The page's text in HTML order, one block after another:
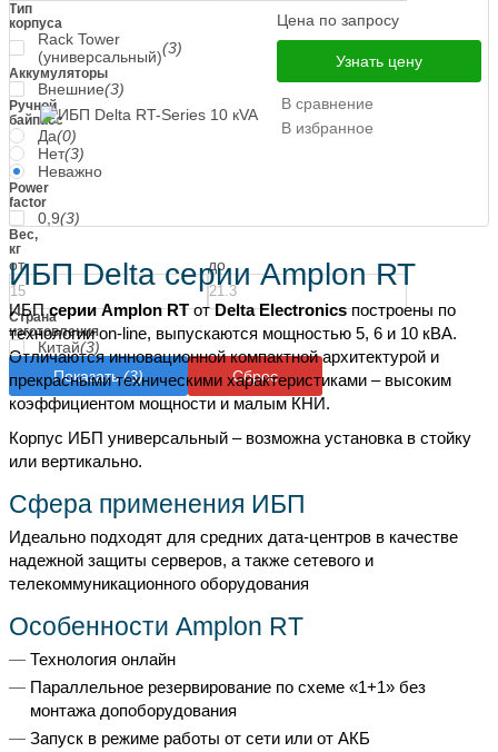
Тип
корпуса
Rack Tower
(универсальный)(3)
Аккумуляторы
Внешние(3)
Ручной
байпасс
Да(0)
Нет(3)
Неважно
Power
factor
0,9(3)
Вес,
кг
от до
Страна
изготовления
Китай(3)
Показать(3) Сброс
Цена по запросу
Узнать цену
В сравнение
В избранное
ИБП Delta серии Amplon RT
ИБПсерии Amplon RTотDelta Electronicsпостроены по
технологии оn-line, выпускаются мощностью 5, 6 и 10 кВА.
Отличаются инновационной компактной архитектурой и
прекрасными техническими характеристиками – высоким
коэффициентом мощности и малым КНИ.
Корпус ИБП универсальный – возможна установка в стойку
или вертикально.
Сфера применения ИБП
Идеально подходят для средних дата-центров в качестве
надежной защиты серверов, а также сетевого и
телекоммуникационного оборудования
Особенности Amplon RT
Технология онлайн
Параллельное резервирование по схеме «1+1» без
монтажа допоборудования
Запуск в режиме работы от сети или от АКБ